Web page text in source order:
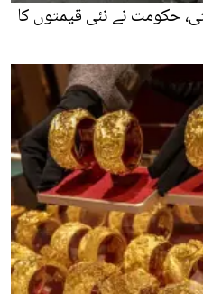
حکومت نے نئی قیمتوں کا